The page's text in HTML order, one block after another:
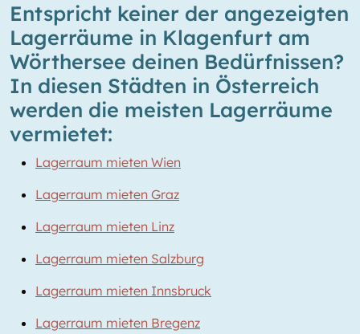
Entspricht keiner der angezeigten
Lagerräume in Klagenfurt am
Wörthersee deinen Bedürfnissen?
In diesen Städten in Österreich
werden die meisten Lagerräume
vermietet:
Lagerraum mieten Wien
Lagerraum mieten Graz
Lagerraum mieten Linz
Lagerraum mieten Salzburg
Lagerraum mieten Innsbruck
Lagerraum mieten Bregenz